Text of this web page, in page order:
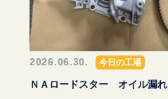
2026.06.30. 今日の工場
ＮＡロードスター オイル漏